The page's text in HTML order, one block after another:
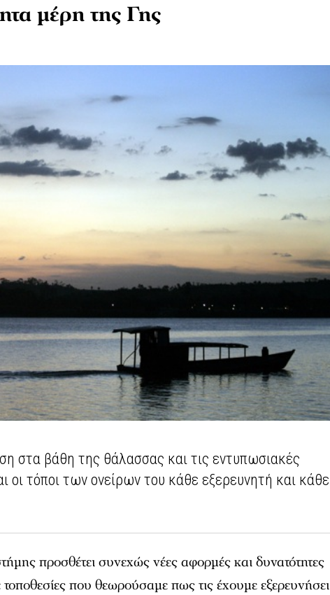
μέρη της Γης
στα βάθη της θάλασσας και τις εντυπωσιακές
οι τόποι των ονείρων του κάθε εξερευνητή και κάθε
προσθέτει συνεχώς νέες αφορμές και δυνατότητες
που θεωρούσαμε πως τις έχουμε εξερευνήσει